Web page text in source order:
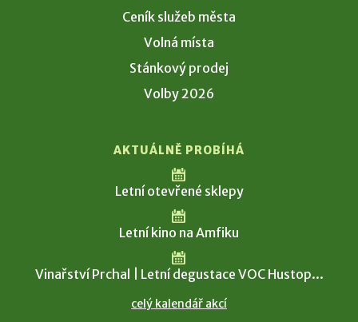
Ceník služeb města
Volná místa
Stánkový prodej
Volby 2026
AKTUÁLNĚ PROBÍHÁ
Letní otevřené sklepy
Letní kino na Amfiku
Vinařství Prchal | Letní degustace VOC Hustop...
celý kalendář akcí